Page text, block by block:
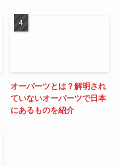
オーパーツとは？解明され
ていないオーパーツで日本
にあるものを紹介